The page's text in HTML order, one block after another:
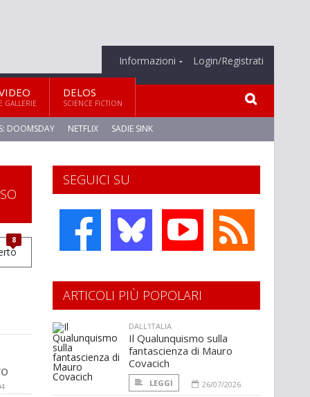
Informazioni Login/Registrati
E GALLERIE
DELOS
SCIENCE FICTION
DOOMSDAY NETFLIX SADIE SINK
SEGUICI SU
8
ARTICOLI PIÙ POPOLARI
DALL'ITALIA
Il Qualunquismo sulla
fantascienza di Mauro
Covacich
LEGGI
26/07/2026